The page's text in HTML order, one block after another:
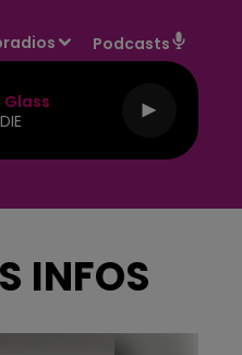
Podcasts
Glass
INFOS